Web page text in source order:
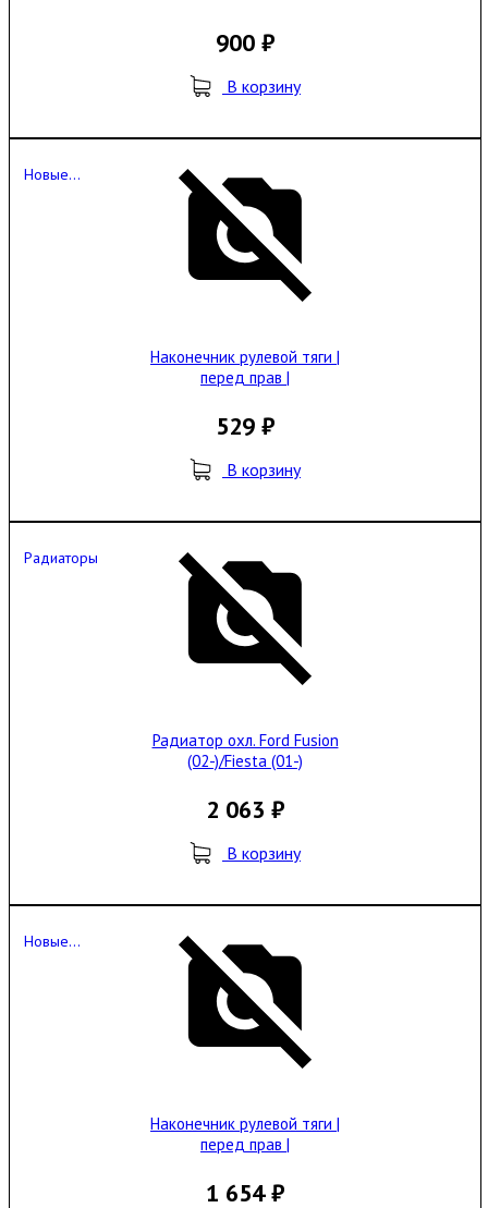
900 ₽
В корзину
Новые...
Наконечник рулевой тяги |
перед прав |
529 ₽
В корзину
Радиаторы
Радиатор охл. Ford Fusion
(02-)/Fiesta (01-)
2 063 ₽
В корзину
Новые...
Наконечник рулевой тяги |
перед прав |
1 654 ₽